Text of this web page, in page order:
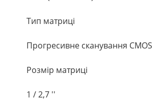
Тип матриці
Прогресивне сканування CMOS
Розмір матриці
1 / 2,7 ''